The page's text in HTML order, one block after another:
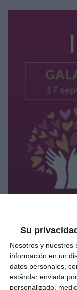
Su
Nosotros y nuestros
información en un
datos personales,
estándar enviada
personalizado,